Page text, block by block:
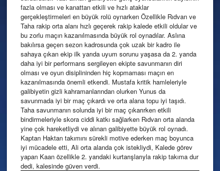
fazla olması ve kanattan etkili ve hızlı ataklar
gerçekleştirmeleri en büyük rolü oynarken Özellikle Rıdvan ve
Taha rakip orta alanı hızlı geçerek rakip kalede etkili oldular ve
bu zorlu maçın kazanılmasında büyük rol oynadılar. Aslına
bakılırsa geçen sezon kadrosunda çok uzak bir kadro ile
sahaya çıkan ekip ilk yarıda uyum sorunu yaşasa da 2. yarıda
daha iyi bir performans sergileyen ekipte savunmanın diri
olması ve oyun disiplininden hiç kopmaması maçın en
kazanılmasında önemli etkendi. Mustafa kritik hamleleriyle
galibiyetin gizli kahramanlarından olurken Yunus da
savunmada iyi bir maç çıkardı ve orta alana topu iyi taşıdı.
Taha savunmanın solunda iyi bir maç çıkarırken etkili
bindirmeleriyle skora ciddi katkı sağlarken Rıdvan orta alanda
yine çok hareketliydi ve alınan galibiyette büyük rol oynadı.
Kaptan Haktan takımını sürekli motive ederken maç boyunca
iyi mücadele etti, Ali orta alanda çok istekliydi, Kalede görev
yapan Kaan özellikle 2. yarıdaki kurtarışlarıyla rakip takıma dur
dedi, kalesinde güven verdi.